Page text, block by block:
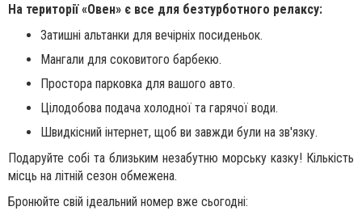
На території «Овен» є все для безтурботного релаксу:
Затишні альтанки для вечірніх посиденьок.
Мангали для соковитого барбекю.
Простора парковка для вашого авто.
Цілодобова подача холодної та гарячої води.
Швидкісний інтернет, щоб ви завжди були на зв'язку.
Подаруйте собі та близьким незабутню морську казку! Кількість
місць на літній сезон обмежена.
Бронюйте свій ідеальний номер вже сьогодні: